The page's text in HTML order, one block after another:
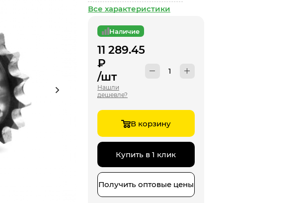
Все характеристики
Наличие
11 289.45
₽
/шт
Нашли
дешевле?
В корзину
Купить в 1 клик
Получить оптовые цены